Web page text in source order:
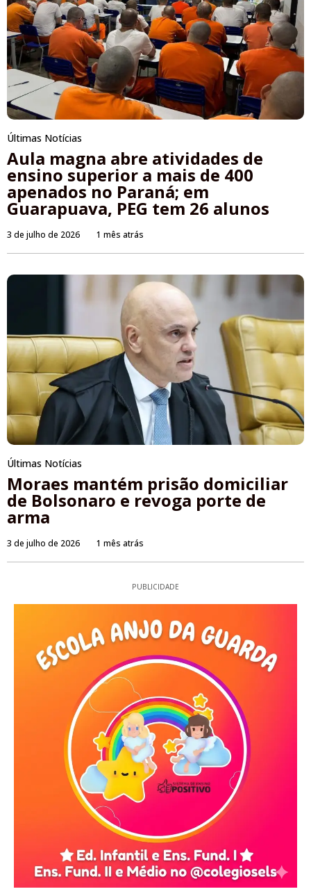
Últimas Notícias
Aula magna abre atividades de
ensino superior a mais de 400
apenados no Paraná; em
Guarapuava, PEG tem 26 alunos
3 de julho de 2026 1 mês atrás
Últimas Notícias
Moraes mantém prisão domiciliar
de Bolsonaro e revoga porte de
arma
3 de julho de 2026 1 mês atrás
PUBLICIDADE